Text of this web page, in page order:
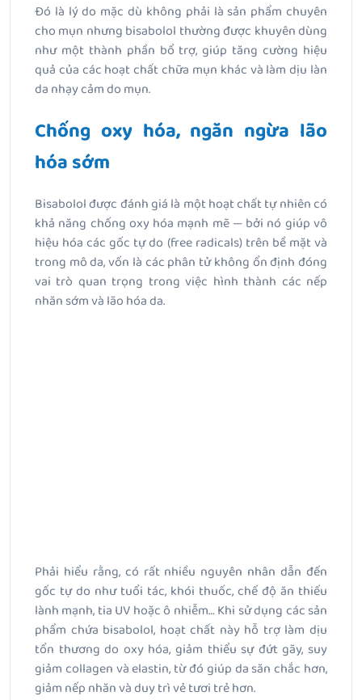
Đó là lý do mặc dù không phải là sản phẩm chuyên
cho mụn nhưng bisabolol thường được khuyên dùng
như một thành phần bổ trợ, giúp tăng cường hiệu
quả của các hoạt chất chữa mụn khác và làm dịu làn
da nhạy cảm do mụn.
Chống oxy hóa, ngăn ngừa lão
hóa sớm
Bisabolol được đánh giá là một hoạt chất tự nhiên có
khả năng chống oxy hóa mạnh mẽ — bởi nó giúp vô
hiệu hóa các gốc tự do (free radicals) trên bề mặt và
trong mô da, vốn là các phân tử không ổn định đóng
vai trò quan trọng trong việc hình thành các nếp
nhăn sớm và lão hóa da.
Phải hiểu rằng, có rất nhiều nguyên nhân dẫn đến
gốc tự do như tuổi tác, khói thuốc, chế độ ăn thiếu
lành mạnh, tia UV hoặc ô nhiễm… Khi sử dụng các sản
phẩm chứa bisabolol, hoạt chất này hỗ trợ làm dịu
tổn thương do oxy hóa, giảm thiểu sự đứt gãy, suy
giảm collagen và elastin, từ đó giúp da săn chắc hơn,
giảm nếp nhăn và duy trì vẻ tươi trẻ hơn.